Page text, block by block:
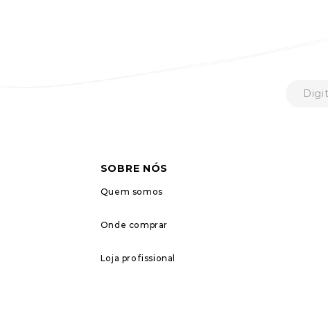
SOBRE NÓS
Quem somos
Onde comprar
Loja profissional